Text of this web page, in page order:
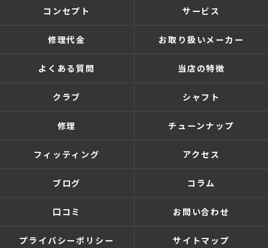
コンセプト サービス
修理代金 お取り扱いメーカー
よくある質問 当店の特徴
クラブ シャフト
修理 チューンナップ
フィッティング アクセス
ブログ コラム
口コミ お問い合わせ
プライバシーポリシー サイトマップ